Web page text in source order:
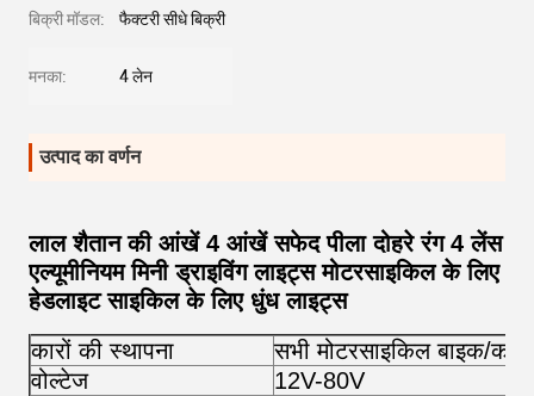
बिक्री मॉडल: फैक्टरी सीधे बिक्री
मनका: 4 लेन
उत्पाद का वर्णन
लाल शैतान की आंखें 4 आंखें सफेद पीला दोहरे रंग 4 लेंस
एल्यूमीनियम मिनी ड्राइविंग लाइट्स मोटरसाइकिल के लिए
हेडलाइट साइकिल के लिए धुंध लाइट्स
कारों की स्थापना
सभी मोटरसाइकिल बाइक/कार
वोल्टेज
12V-80V